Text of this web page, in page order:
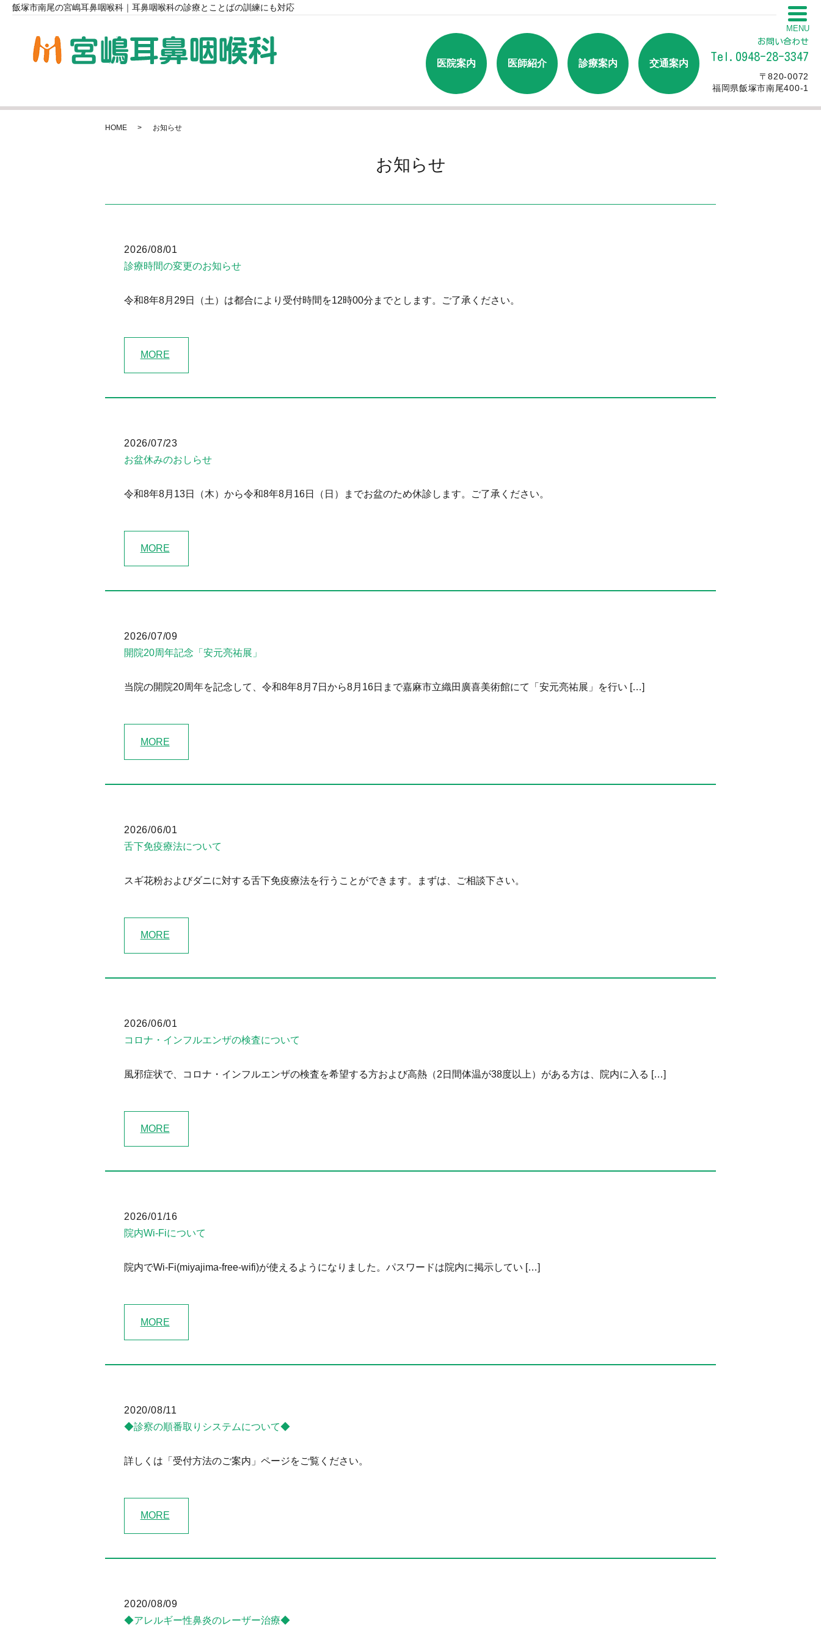
飯塚市南尾の宮嶋耳鼻咽喉科｜耳鼻咽喉科の診療とことばの訓練にも対応
医院案内 医師紹介 診療案内 交通案内
MENU
お問い合わせ
Tel.0948-28-3347
〒820-0072
福岡県飯塚市南尾400-1
HOME お知らせ
お知らせ
2026/08/01
診療時間の変更のお知らせ
令和8年8月29日（土）は都合により受付時間を12時00分までとします。ご了承ください。
MORE
2026/07/23
お盆休みのおしらせ
令和8年8月13日（木）から令和8年8月16日（日）までお盆のため休診します。ご了承ください。
MORE
2026/07/09
開院20周年記念「安元亮祐展」
当院の開院20周年を記念して、令和8年8月7日から8月16日まで嘉麻市立織田廣喜美術館にて「安元亮祐展」を行い […]
MORE
2026/06/01
舌下免疫療法について
スギ花粉およびダニに対する舌下免疫療法を行うことができます。まずは、ご相談下さい。
MORE
2026/06/01
コロナ・インフルエンザの検査について
風邪症状で、コロナ・インフルエンザの検査を希望する方および高熱（2日間体温が38度以上）がある方は、院内に入る […]
MORE
2026/01/16
院内Wi-Fiについて
院内でWi-Fi(miyajima-free-wifi)が使えるようになりました。パスワードは院内に掲示してい […]
MORE
2020/08/11
◆診察の順番取りシステムについて◆
詳しくは「受付方法のご案内」ページをご覧ください。
MORE
2020/08/09
◆アレルギー性鼻炎のレーザー治療◆